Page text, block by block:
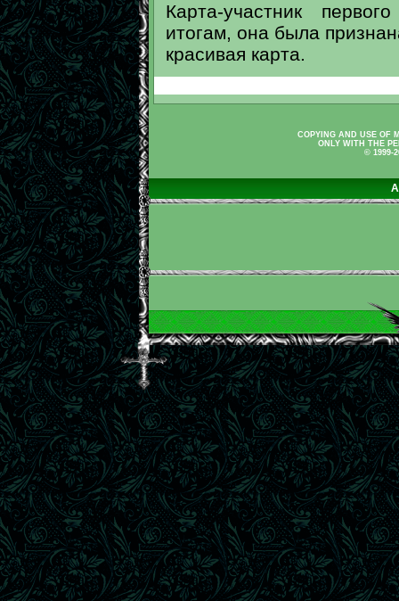
Карта-участник
итогам, она была
красивая карта.
COPYING AND USE OF
ONLY WITH THE
© 1999-